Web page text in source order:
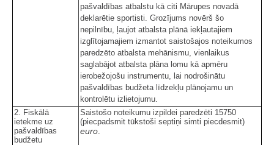
pašvaldības atbalstu kā citi Mārupes novadā
deklarētie sportisti. Grozījums novērš šo
nepilnību, ļaujot atbalsta plānā iekļautajiem
izglītojamajiem izmantot saistošajos noteikumos
paredzēto atbalsta mehānismu, vienlaikus
saglabājot atbalsta plāna lomu kā apmēru
ierobežojošu instrumentu, lai nodrošinātu
pašvaldības budžeta līdzekļu plānojamu un
kontrolētu izlietojumu.
2. Fiskālā
ietekme uz
pašvaldības
budžetu
Saistošo noteikumu izpildei paredzēti 15750
(piecpadsmit tūkstoši septiņi simti piecdesmit)
euro